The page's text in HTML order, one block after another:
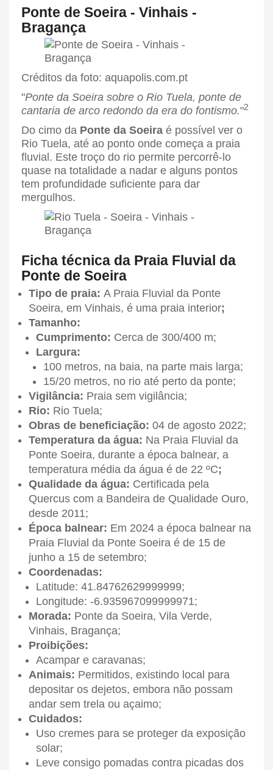
Ponte de Soeira - Vinhais -
Bragança
Créditos da foto: aquapolis.com.pt
"Ponte da Soeira sobre o Rio Tuela, ponte de
cantaria de arco redondo da era do fontismo."2
Do cimo da Ponte da Soeira é possível ver o
Rio Tuela, até ao ponto onde começa a praia
fluvial. Este troço do rio permite percorrê-lo
quase na totalidade a nadar e alguns pontos
tem profundidade suficiente para dar
mergulhos.
Ficha técnica da Praia Fluvial da
Ponte de Soeira
Tipo de praia: A Praia Fluvial da Ponte
Soeira, em Vinhais, é uma praia interior;
Tamanho:
Cumprimento: Cerca de 300/400 m;
Largura:
100 metros, na baia, na parte mais larga;
15/20 metros, no rio até perto da ponte;
Vigilância: Praia sem vigilância;
Rio: Rio Tuela;
Obras de beneficiação: 04 de agosto 2022;
Temperatura da água: Na Praia Fluvial da
Ponte Soeira, durante a época balnear, a
temperatura média da água é de 22 ºC;
Qualidade da água: Certificada pela
Quercus com a Bandeira de Qualidade Ouro,
desde 2011;
Época balnear: Em 2024 a época balnear na
Praia Fluvial da Ponte Soeira é de 15 de
junho a 15 de setembro;
Coordenadas:
Latitude: 41.84762629999999;
Longitude: -6.935967099999971;
Morada: Ponte da Soeira, Vila Verde,
Vinhais, Bragança;
Proibições:
Acampar e caravanas;
Animais: Permitidos, existindo local para
depositar os dejetos, embora não possam
andar sem trela ou açaimo;
Cuidados:
Uso cremes para se proteger da exposição
solar;
Leve consigo pomadas contra picadas dos